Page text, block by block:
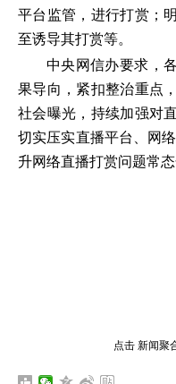
平台监管，进行打赏；
至诱导其打赏等。
中央网信办要求，
果导向，紧扣整治重点
社会曝光，持续加强对
切实压实直播平台、网
升网络直播打赏问题常
点击 新闻聚